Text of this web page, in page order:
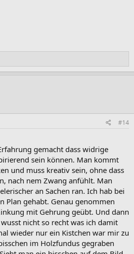
#14
gemacht dass widrige
sein können. Man kommt
und muss kreativ sein, ohne dass
nach nem Zwang anfühlt. Man
an Sachen ran. Ich hab bei
Plan gehabt. Genau genommen
mit Gehrung geübt. Und dann
nicht so recht was ich damit
wieder nur ein Kistchen war mir zu
im Holzfundus gegraben